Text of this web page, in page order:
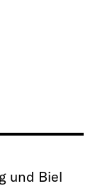
und Biel